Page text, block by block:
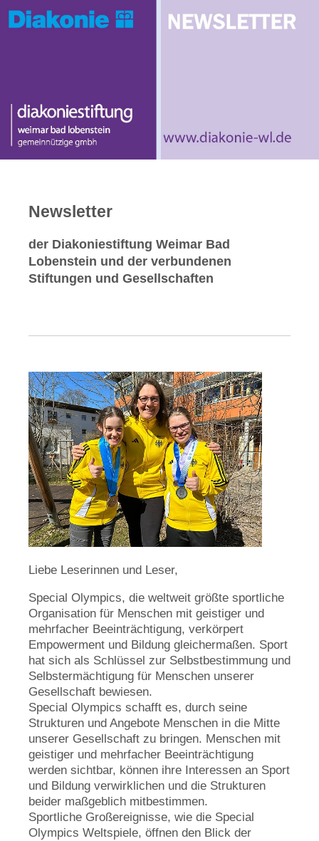
Newsletter
der Diakoniestiftung Weimar Bad
Lobenstein und der verbundenen
Stiftungen und Gesellschaften
Liebe Leserinnen und Leser,
Special Olympics, die weltweit größte sportliche
Organisation für Menschen mit geistiger und
mehrfacher Beeinträchtigung, verkörpert
Empowerment und Bildung gleichermaßen. Sport
hat sich als Schlüssel zur Selbstbestimmung und
Selbstermächtigung für Menschen unserer
Gesellschaft bewiesen.
Special Olympics schafft es, durch seine
Strukturen und Angebote Menschen in die Mitte
unserer Gesellschaft zu bringen. Menschen mit
geistiger und mehrfacher Beeinträchtigung
werden sichtbar, können ihre Interessen an Sport
und Bildung verwirklichen und die Strukturen
beider maßgeblich mitbestimmen.
Sportliche Großereignisse, wie die Special
Olympics Weltspiele, öffnen den Blick der